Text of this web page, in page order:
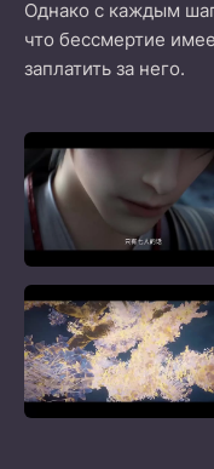
Однако с каждым
что бессмертие
заплатить за него.